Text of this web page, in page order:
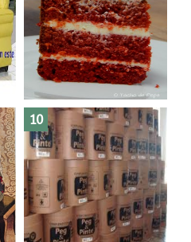
O medo que habita em nós.